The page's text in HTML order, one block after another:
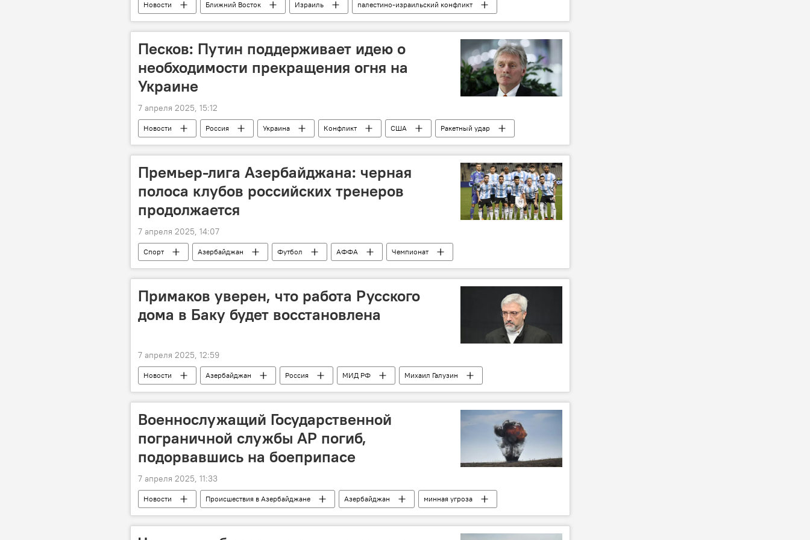
Новости Ближний Восток Израиль
палестино-израильский конфликт
Палестина
Сектор Газа ХАМАС ЦАХАЛ
Убийство
Песков: Путин поддерживает идею о
необходимости прекращения огня на
Украине
7 апреля 2025, 15:12
Новости Россия Украина Конфликт США
Ракетный удар
Дмитрий Песков
Владимир Путин Дональд Трамп
Премьер-лига Азербайджана: черная
полоса клубов российских тренеров
продолжается
7 апреля 2025, 14:07
Спорт Азербайджан Футбол АФФА
Чемпионат
премьер-лига
ФК "Карабах" "Кяпяз" ФК "Нефтчи" "Сабах"
Примаков уверен, что работа Русского
дома в Баку будет восстановлена
7 апреля 2025, 12:59
Новости Азербайджан Россия МИД РФ
Михаил Галузин
Русский дом
Баку Стратегическое партнерство
Военнослужащий Государственной
пограничной службы АР погиб,
подорвавшись на боеприпасе
7 апреля 2025, 11:33
Новости Происшествия в Азербайджане Азербайджан
минная угроза
Мина
подрыв на мине Госпогранслужба АР военнослужащий
Гибель